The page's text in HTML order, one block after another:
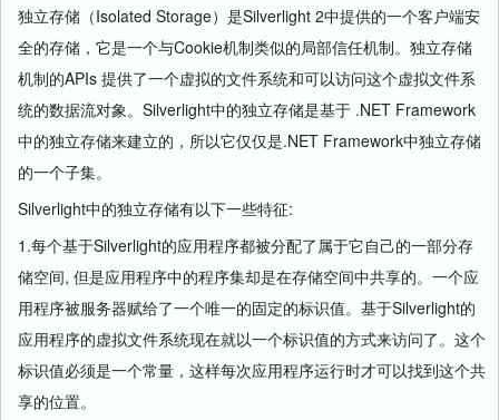
独立存储（Isolated Storage）是Silverlight 2中提供的一个客户端安
全的存储，它是一个与Cookie机制类似的局部信任机制。独立存储
机制的APIs 提供了一个虚拟的文件系统和可以访问这个虚拟文件系
统的数据流对象。Silverlight中的独立存储是基于 .NET Framework
中的独立存储来建立的，所以它仅仅是.NET Framework中独立存储
的一个子集。
Silverlight中的独立存储有以下一些特征:
1.每个基于Silverlight的应用程序都被分配了属于它自己的一部分存
储空间, 但是应用程序中的程序集却是在存储空间中共享的。一个应
用程序被服务器赋给了一个唯一的固定的标识值。基于Silverlight的
应用程序的虚拟文件系统现在就以一个标识值的方式来访问了。这个
标识值必须是一个常量，这样每次应用程序运行时才可以找到这个共
享的位置。